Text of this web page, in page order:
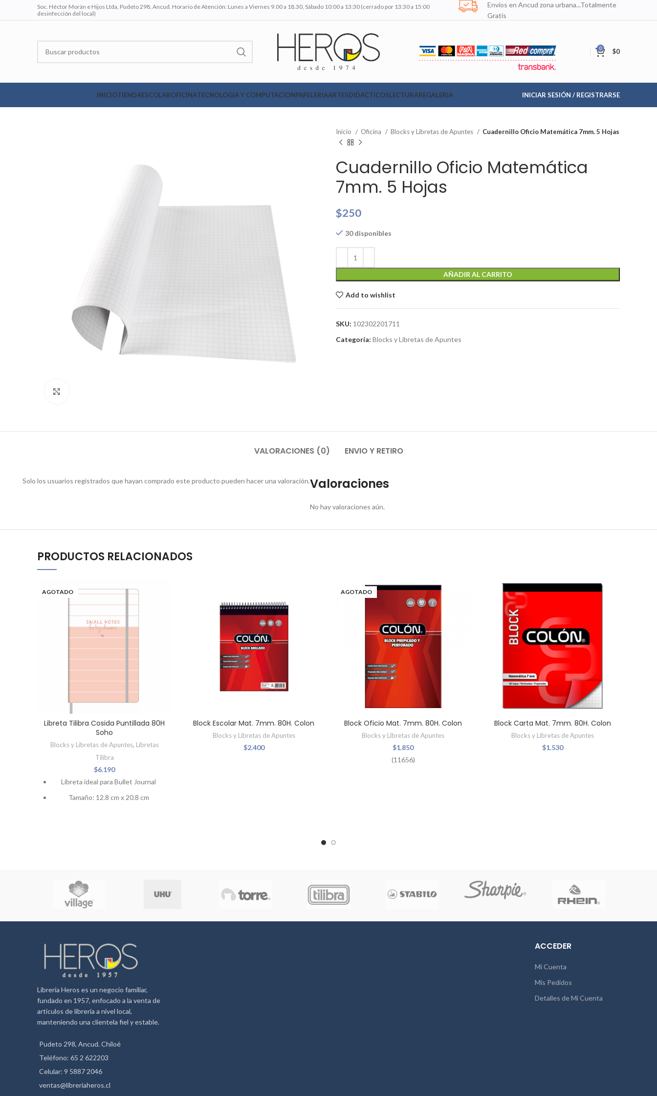
Soc. Héctor Morán e Hijos Ltda, Pudeto 298, Ancud. Horario de Atención: Lunes a Viernes 9.00 a 18.30, Sábado 10:00 a 13:30 (cerrado por 13:30 a 15:00
desinfección del local)
Envíos en Ancud zona urbana...Totalmente
Gratis
0 $0
INICIOTIENDAESCOLAROFICINATECNOLOGIA Y COMPUTACIONPAPELERIAARTESDIDACTICOSLECTURAREGALERIA INICIAR SESIÓN / REGISTRARSE
Inicio Oficina Blocks y Libretas de Apuntes Cuadernillo Oficio Matemática 7mm. 5 Hojas
Cuadernillo Oficio Matemática
7mm. 5 Hojas
$250
30 disponibles
AÑADIR AL CARRITO
Add to wishlist
SKU: 102302201711
Categoría: Blocks y Libretas de Apuntes
VALORACIONES (0) ENVIO Y RETIRO
Valoraciones
No hay valoraciones aún.
Solo los usuarios registrados que hayan comprado este producto pueden hacer una valoración.
PRODUCTOS RELACIONADOS
AGOTADO
Libreta Tilibra Cosida Puntillada 80H
Soho
Blocks y Libretas de Apuntes, Libretas
Tilibra
$6.190
Libreta ideal para Bullet Journal
Tamaño: 12.8 cm x 20.8 cm
80 hojas de 90 grs.
Block Escolar Mat. 7mm. 80H. Colon
Blocks y Libretas de Apuntes
$2.400
AGOTADO
Block Oficio Mat. 7mm. 80H. Colon
Blocks y Libretas de Apuntes
$1.850
(11656)
Block Carta Mat. 7mm. 80H. Colon
Blocks y Libretas de Apuntes
$1.530
Librería Heros es un negocio familiar,
fundado en 1957, enfocado a la venta de
artículos de librería a nivel local,
manteniendo una clientela fiel y estable.
Pudeto 298, Ancud. Chiloé
Teléfono: 65 2 622203
Celular: 9 5887 2046
ventas@libreriaheros.cl
ACCEDER
Mi Cuenta
Mis Pedidos
Detalles de Mi Cuenta